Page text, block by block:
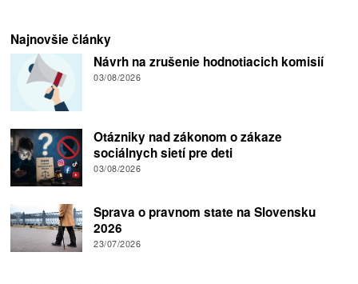
Najnovšie články
Návrh na zrušenie hodnotiacich komisií
03/08/2026
Otázniky nad zákonom o zákaze
sociálnych sietí pre deti
03/08/2026
Sprava o pravnom state na Slovensku
2026
23/07/2026